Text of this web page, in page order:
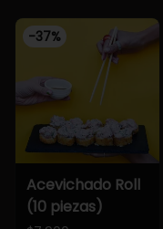
-37%
Acevichado Roll
(10 piezas)